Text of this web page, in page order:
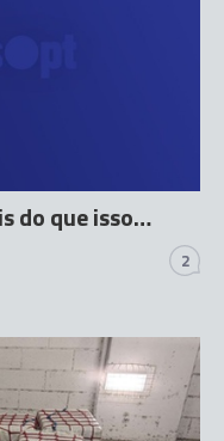
do que isso…
2